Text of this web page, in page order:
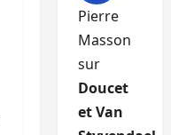
Pierre
Masson
sur
Doucet
et Van